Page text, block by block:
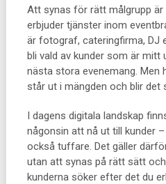
Att synas för rätt målgrupp
erbjuder tjänster inom
är fotograf, cateringfirma, DJ
bli vald av kunder som är mitt
nästa stora evenemang. Men
står ut i mängden och blir det
I dagens digitala landskap
någonsin att nå ut till kunder
också tuffare. Det gäller
utan att synas på rätt sätt
kunderna söker efter det du